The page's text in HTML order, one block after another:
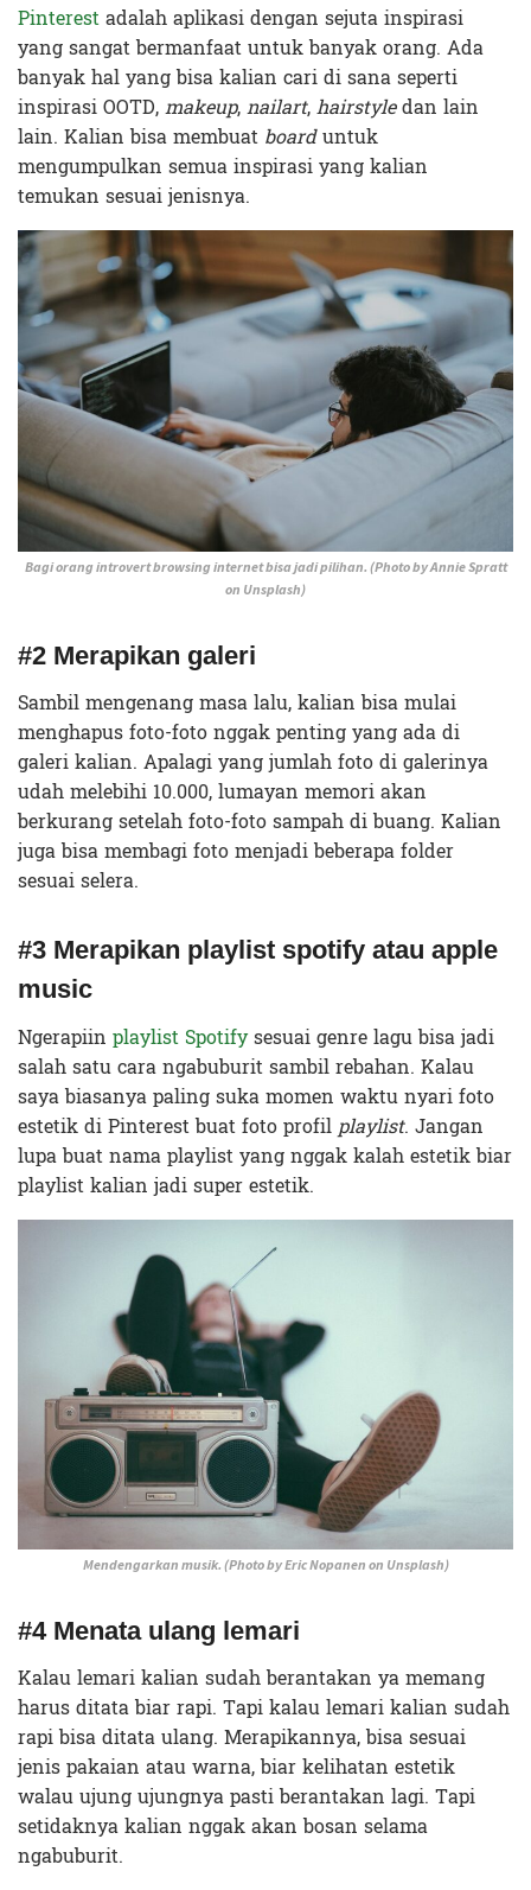
Pinterestadalah aplikasi dengan sejuta inspirasi
yang sangat bermanfaat untuk banyak orang. Ada
banyak hal yang bisa kalian cari di sana seperti
inspirasi OOTD,makeup,nailart,hairstyledan lain
lain. Kalian bisa membuat boarduntuk
mengumpulkan semua inspirasi yang kalian
temukan sesuai jenisnya.
Bagi orang introvert browsing internet bisa jadi pilihan. (Photo by Annie Spratt
on Unsplash)
#2 Merapikan galeri
Sambil mengenang masa lalu, kalian bisa mulai
menghapus foto-foto nggak penting yang ada di
galeri kalian. Apalagi yang jumlah foto di galerinya
udah melebihi 10.000, lumayan memori akan
berkurang setelah foto-foto sampah di buang. Kalian
juga bisa membagi foto menjadi beberapa folder
sesuai selera.
#3 Merapikan playlist spotify atau apple
music
Ngerapiin playlist Spotifysesuai genre lagu bisa jadi
salah satu cara ngabuburit sambil rebahan. Kalau
saya biasanya paling suka momen waktu nyari foto
estetik di Pinterest buat foto profil playlist. Jangan
lupa buat nama playlist yang nggak kalah estetik biar
playlist kalian jadi super estetik.
Mendengarkan musik. (Photo by Eric Nopanen on Unsplash)
#4 Menata ulang lemari
Kalau lemari kalian sudah berantakan ya memang
harus ditata biar rapi. Tapi kalau lemari kalian sudah
rapi bisa ditata ulang. Merapikannya, bisa sesuai
jenis pakaian atau warna, biar kelihatan estetik
walau ujung ujungnya pasti berantakan lagi. Tapi
setidaknya kalian nggak akan bosan selama
ngabuburit.